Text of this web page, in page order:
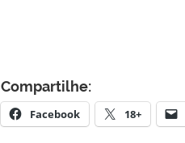
Compartilhe:
Facebook 18+